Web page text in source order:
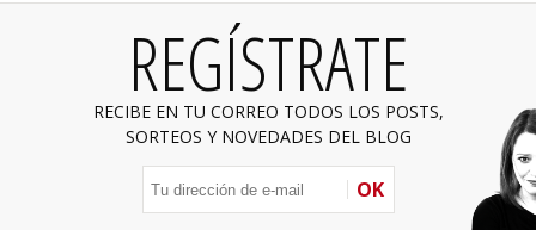
REGÍSTRATE
RECIBE EN TU CORREO TODOS LOS POSTS,
SORTEOS Y NOVEDADES DEL BLOG
OK